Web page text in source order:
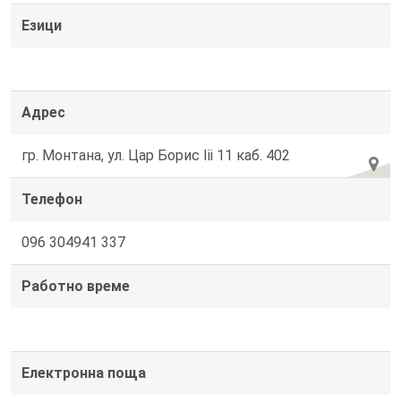
Езици
Адрес
гр. Монтана, ул. Цар Борис Ііі 11 каб. 402
Телефон
096 304941 337
Работно време
Електронна поща